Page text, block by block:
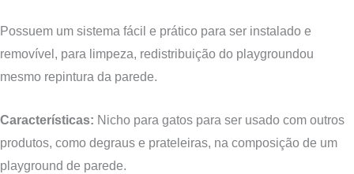
Possuem um sistema fácil e prático para ser instalado e
removíve , para limpeza, redistribuição do playgroundou
mesmo repintura da parede.
Características: Nicho para gatos para ser usado com outros
produtos, como degraus e prateleiras, na composição de um
playground de parede.